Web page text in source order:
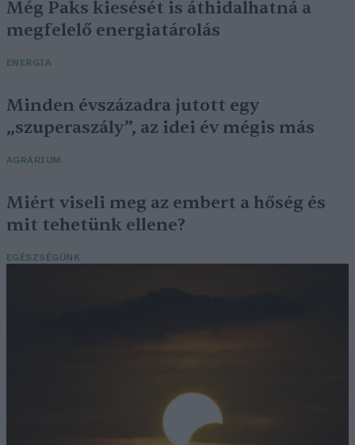
Még Paks kiesését is áthidalhatná a
megfelelő energiatárolás
ENERGIA
Minden évszázadra jutott egy
„szuperaszály”, az idei év mégis más
AGRÁRIUM
Miért viseli meg az embert a hőség és
mit tehetünk ellene?
EGÉSZSÉGÜNK